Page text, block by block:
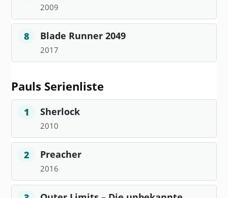
2009
8 Blade Runner 2049
2017
Pauls Serienliste
1 Sherlock
2010
2 Preacher
2016